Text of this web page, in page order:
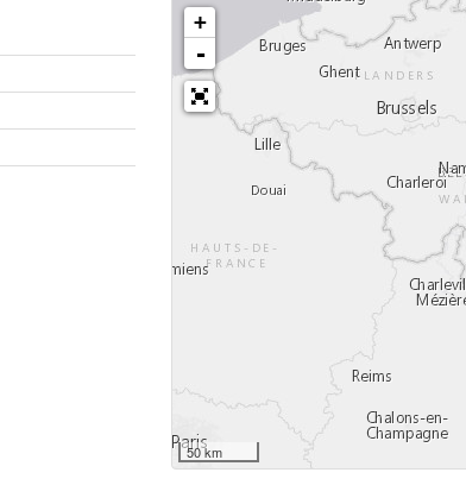
+
-
50 km